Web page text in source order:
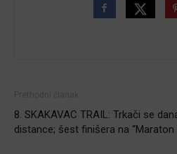
8. SKAKAVAC TRAIL: Trkači se
distance; šest finišera na “Maraton